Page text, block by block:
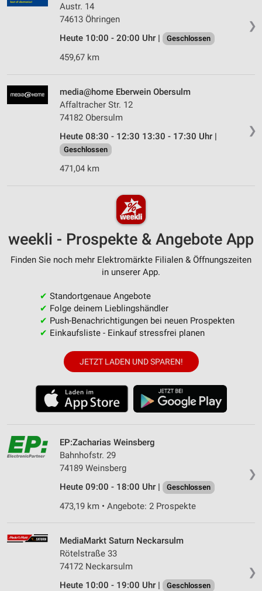
❯
Austr. 14
74613 Öhringen
Heute 10:00 - 20:00 Uhr |
Geschlossen
459,67 km
❯
media@home Eberwein Obersulm
Affaltracher Str. 12
74182 Obersulm
Heute 08:30 - 12:30 13:30 - 17:30 Uhr |
Geschlossen
471,04 km
weekli - Prospekte & Angebote App
Finden Sie noch mehr Elektromärkte Filialen & Öffnungszeiten
in unserer App.
✔ Standortgenaue Angebote
✔ Folge deinem Lieblingshändler
✔ Push-Benachrichtigungen bei neuen Prospekten
✔ Einkaufsliste - Einkauf stressfrei planen
JETZT LADEN UND SPAREN!
❯
EP:Zacharias Weinsberg
Bahnhofstr. 29
74189 Weinsberg
Heute 09:00 - 18:00 Uhr |
Geschlossen
473,19 km • Angebote: 2 Prospekte
❯
MediaMarkt Saturn Neckarsulm
Rötelstraße 33
74172 Neckarsulm
Heute 10:00 - 19:00 Uhr |
Geschlossen